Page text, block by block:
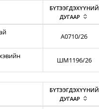
БҮТЭЭГДЭХҮҮНИЙ
ДУГААР
A0710/26
ШМ1196/26
БҮТЭЭГДЭХҮҮНИЙ
ДУГААР